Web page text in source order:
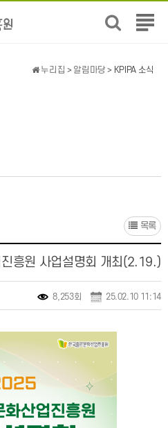
전
뉴
누리집 > 알림마당 > KPIPA 소식
목록
흥원 사업설명회 개최(2.19.)
8,253회 25.02.10 11:14